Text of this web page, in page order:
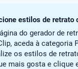
estilos de retrato
do gerador de
aceda à categoria
os estilos de
mais gosta e clique